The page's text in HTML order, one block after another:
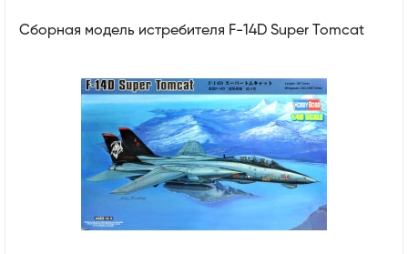
Сборная модель истребителя F-14D Super Tomcat